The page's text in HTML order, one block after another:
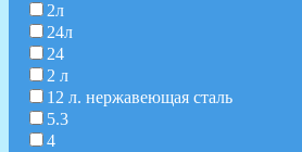
2л
24л
24
2 л
12 л. нержавеющая сталь
5.3
4